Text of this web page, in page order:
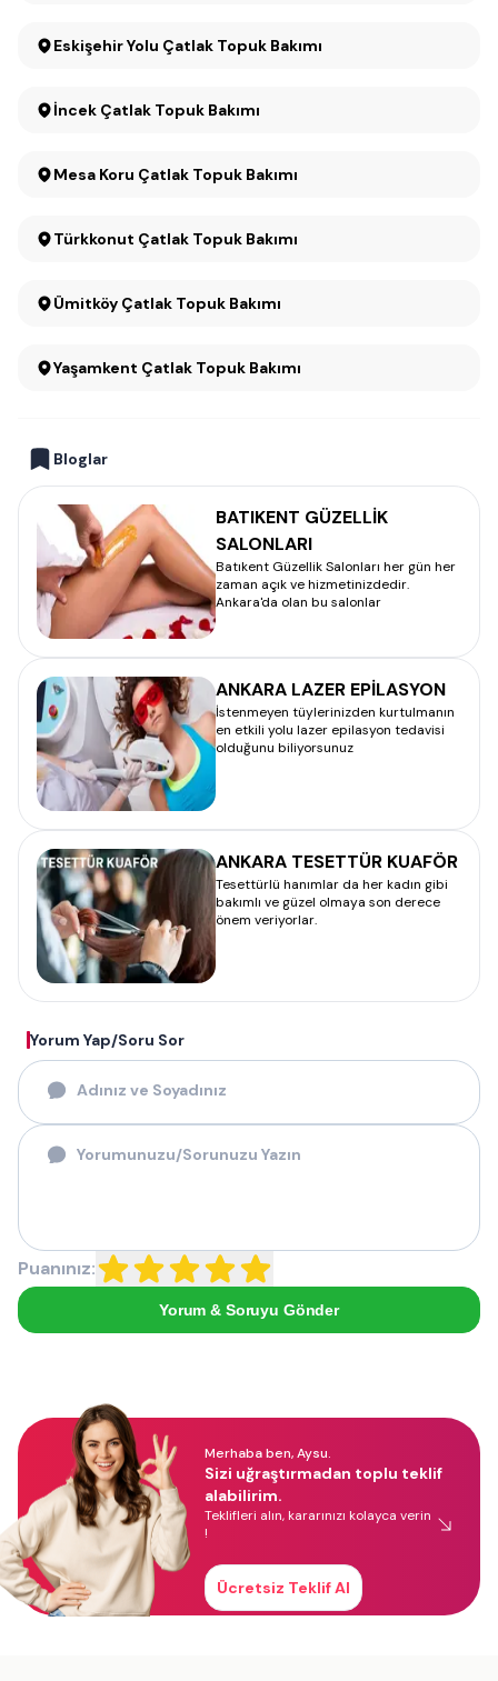
Eskişehir Yolu Çatlak Topuk Bakımı
İncek Çatlak Topuk Bakımı
Mesa Koru Çatlak Topuk Bakımı
Türkkonut Çatlak Topuk Bakımı
Ümitköy Çatlak Topuk Bakımı
Yaşamkent Çatlak Topuk Bakımı
Bloglar
BATIKENT GÜZELLİK
SALONLARI
Batıkent Güzellik Salonları her gün her
zaman açık ve hizmetinizdedir.
Ankara'da olan bu salonlar
ANKARA LAZER EPİLASYON
İstenmeyen tüylerinizden kurtulmanın
en etkili yolu lazer epilasyon tedavisi
olduğunu biliyorsunuz
ANKARA TESETTÜR KUAFÖR
Tesettürlü hanımlar da her kadın gibi
bakımlı ve güzel olmaya son derece
önem veriyorlar.
Yorum Yap/Soru Sor
Puanınız:
Yorum & Soruyu Gönder
Merhaba ben, Aysu.
Sizi uğraştırmadan toplu teklif
alabilirim.
Teklifleri alın, kararınızı kolayca verin
!
Ücretsiz Teklif Al